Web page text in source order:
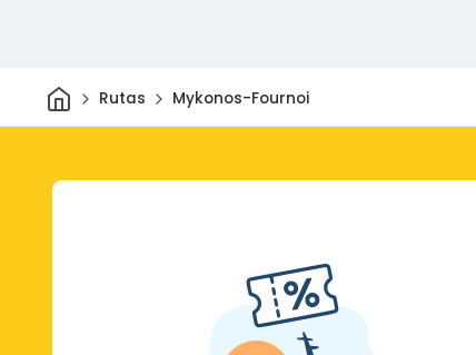
InicioRutas Mykonos-Fournoi